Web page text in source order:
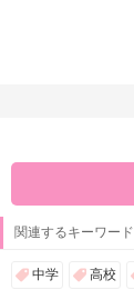
関連するキーワード
中学 高校